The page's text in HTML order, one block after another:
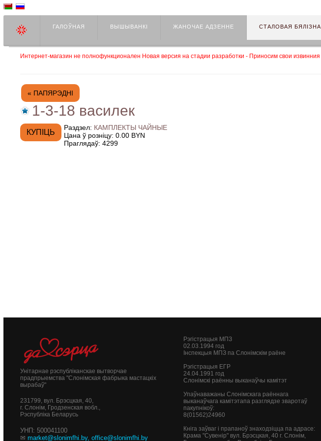
ГАЛОЎНАЯ ВЫШЫВАНКІ ЖАНОЧАЕ АДЗЕННЕ СТАЛОВАЯ БЯЛІЗНА
Интернет-магазин не полнофункционален Новая версия на стадии разработки - Приносим свои извинния
« ПАПЯРЭДНІ
1-3-18 василек
Раздзел: КАМПЛЕКТЫ ЧАЙНЫЕ
Цана ў розніцу: 0.00 BYN
Праглядаў: 4299
Унітарнае рэспубліканскае вытворчае
прадпрыемства "Слонімская фабрыка мастацкіх
вырабаў"
231799, вул. Брэсцкая, 40,
г. Слонім, Гродзенская вобл.,
Рэспубліка Беларусь
УНП: 500041100
✉ market@slonimfhi.by, office@slonimfhi.by
Рэгістрацыя МПЗ
02.03.1994 год
Інспекцыя МПЗ па Слонімскім раёне
Рэгістрацыя ЕГР
24.04.1991 год
Слонімскі раённы выканаўчы камітэт
Упаўнаважаны Слонімскага раённага
выканаўчага камітэтапа разглядзе зваротаў
пакупнікоў:
8(01562)24960
Кніга заўваг і прапаноў знаходзіцца па адрасе:
Крама "Сувенір" вул. Брэсцкая, 40 г. Слонім,